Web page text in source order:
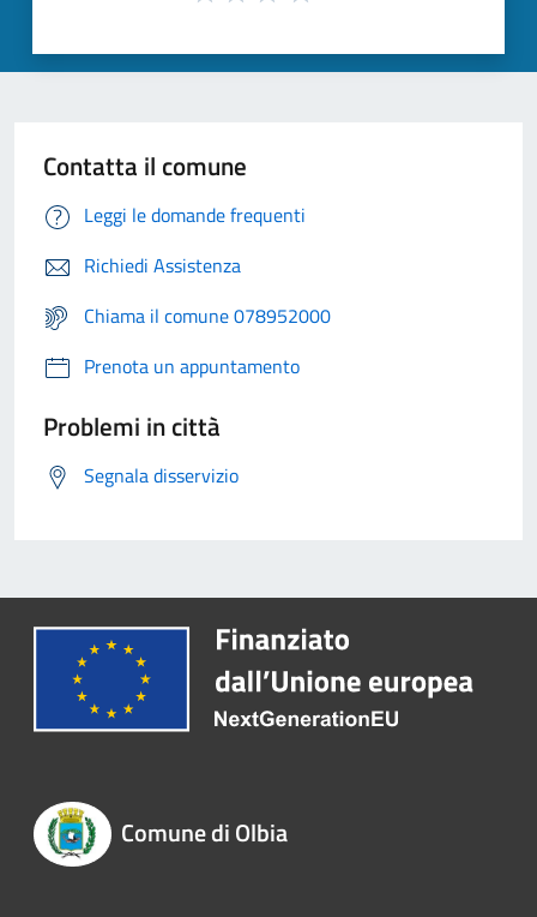
Contatta il comune
Leggi le domande frequenti
Richiedi Assistenza
Chiama il comune 078952000
Prenota un appuntamento
Problemi in città
Segnala disservizio
Comune di Olbia